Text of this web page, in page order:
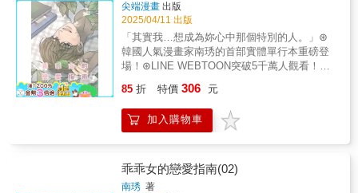
尖端漫畫 出版
2025/04/11 出版
「其實我…想成為妳心中那個特別的人。」 ⊛
韓國人氣漫畫家南琇的首部實體單行本重磅登
場！ ⊛LINE WEBTOON突破5千萬人觀看！ ⊛
動卻又苦澀的暗戀， 難解的三角關係， 攸秀該
如何應對呢!? 【故事簡介】 C程式語言社團旅遊
的過程中， 攸秀與在賢之間的關係越來越親
角關係持續發展中…
85 折 特價 306 元
加入購物車
乖乖女的戀愛指南(02)
南琇 著